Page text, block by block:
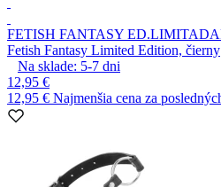
FETISH FANTASY ED.LIMITADA
Fetish Fantasy Limited Edition, čierny
Na sklade: 5-7 dni
12,95 €
12,95 € Najmenšia cena za